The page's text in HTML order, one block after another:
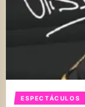
ESPECTÁCULOS